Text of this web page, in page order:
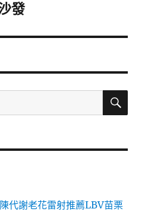
發
搜
代謝老花雷射推薦LBV苗栗